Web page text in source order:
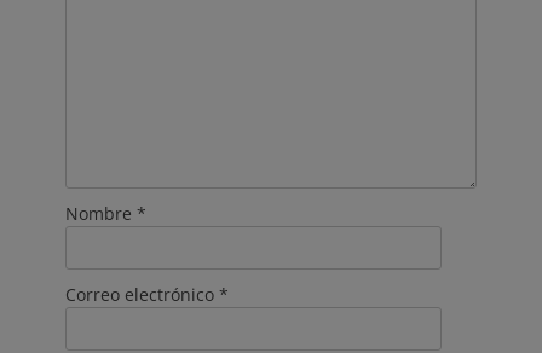
Nombre *
Correo electrónico *